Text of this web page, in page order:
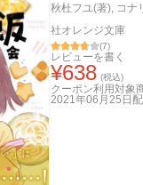
秋杜フユ(著), コナ
社オレンジ文庫
(7)
レビューを書く
¥638 (税込)
クーポン利用対象
2021年06月25日